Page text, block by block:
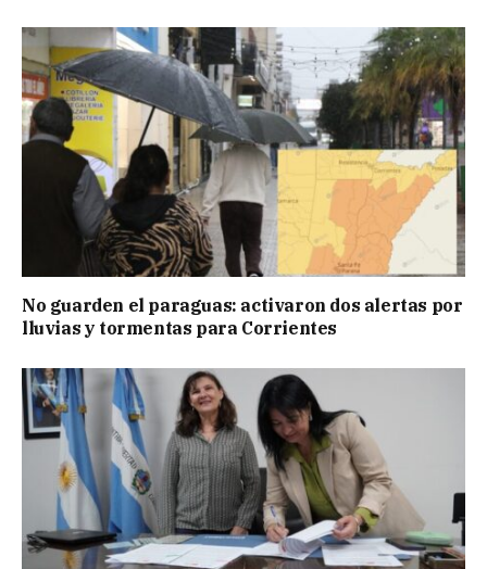
No guarden el paraguas: activaron dos alertas por
lluvias y tormentas para Corrientes